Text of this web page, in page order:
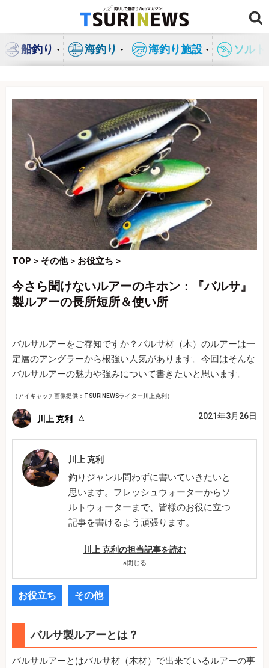
ン
船釣り 海釣り 海釣り施設 ソル
TOP > その他> お役立ち >
今さら聞けないルアーのキホン：『バルサ』
製ルアーの長所短所＆使い所
バルサルアーをご存知ですか？バルサ材（木）のルアーは一
定層のアングラーから根強い人気があります。今回はそんな
バルサルアーの魅力や強みについて書きたいと思います。
（アイキャッチ画像提供：TSURINEWSライター川上克利）
川上 克利 2021年3月26日
川上 克利
釣りジャンル問わずに書いていきたいと
思います。フレッシュウォーターからソ
ルトウォーターまで、皆様のお役に立つ
記事を書けるよう頑張ります。
川上 克利の担当記事を読む
×閉じる
お役立ち その他
バルサ製ルアーとは？
バルサルアーとはバルサ材（木材）で出来ているルアーの事